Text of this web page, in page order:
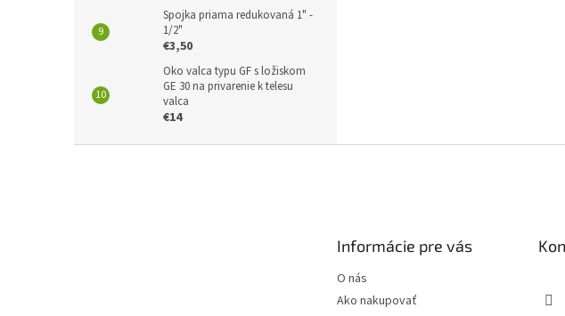
Spojka priama redukovaná 1" -
1/2"
€3,50
Oko valca typu GF s ložiskom
GE 30 na privarenie k telesu
valca
€14
Informácie pre vás
O nás
Ako nakupovať